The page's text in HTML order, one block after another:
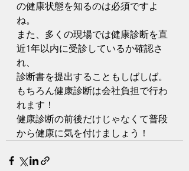
の健康状態を知るのは必須ですよ
ね。
また、多くの現場では健康診断を直
近1年以内に受診しているか確認さ
れ、
診断書を提出することもしばしば。
もちろん健康診断は会社負担で行わ
れます！
健康診断の前後だけじゃなくて普段
から健康に気を付けましょう！